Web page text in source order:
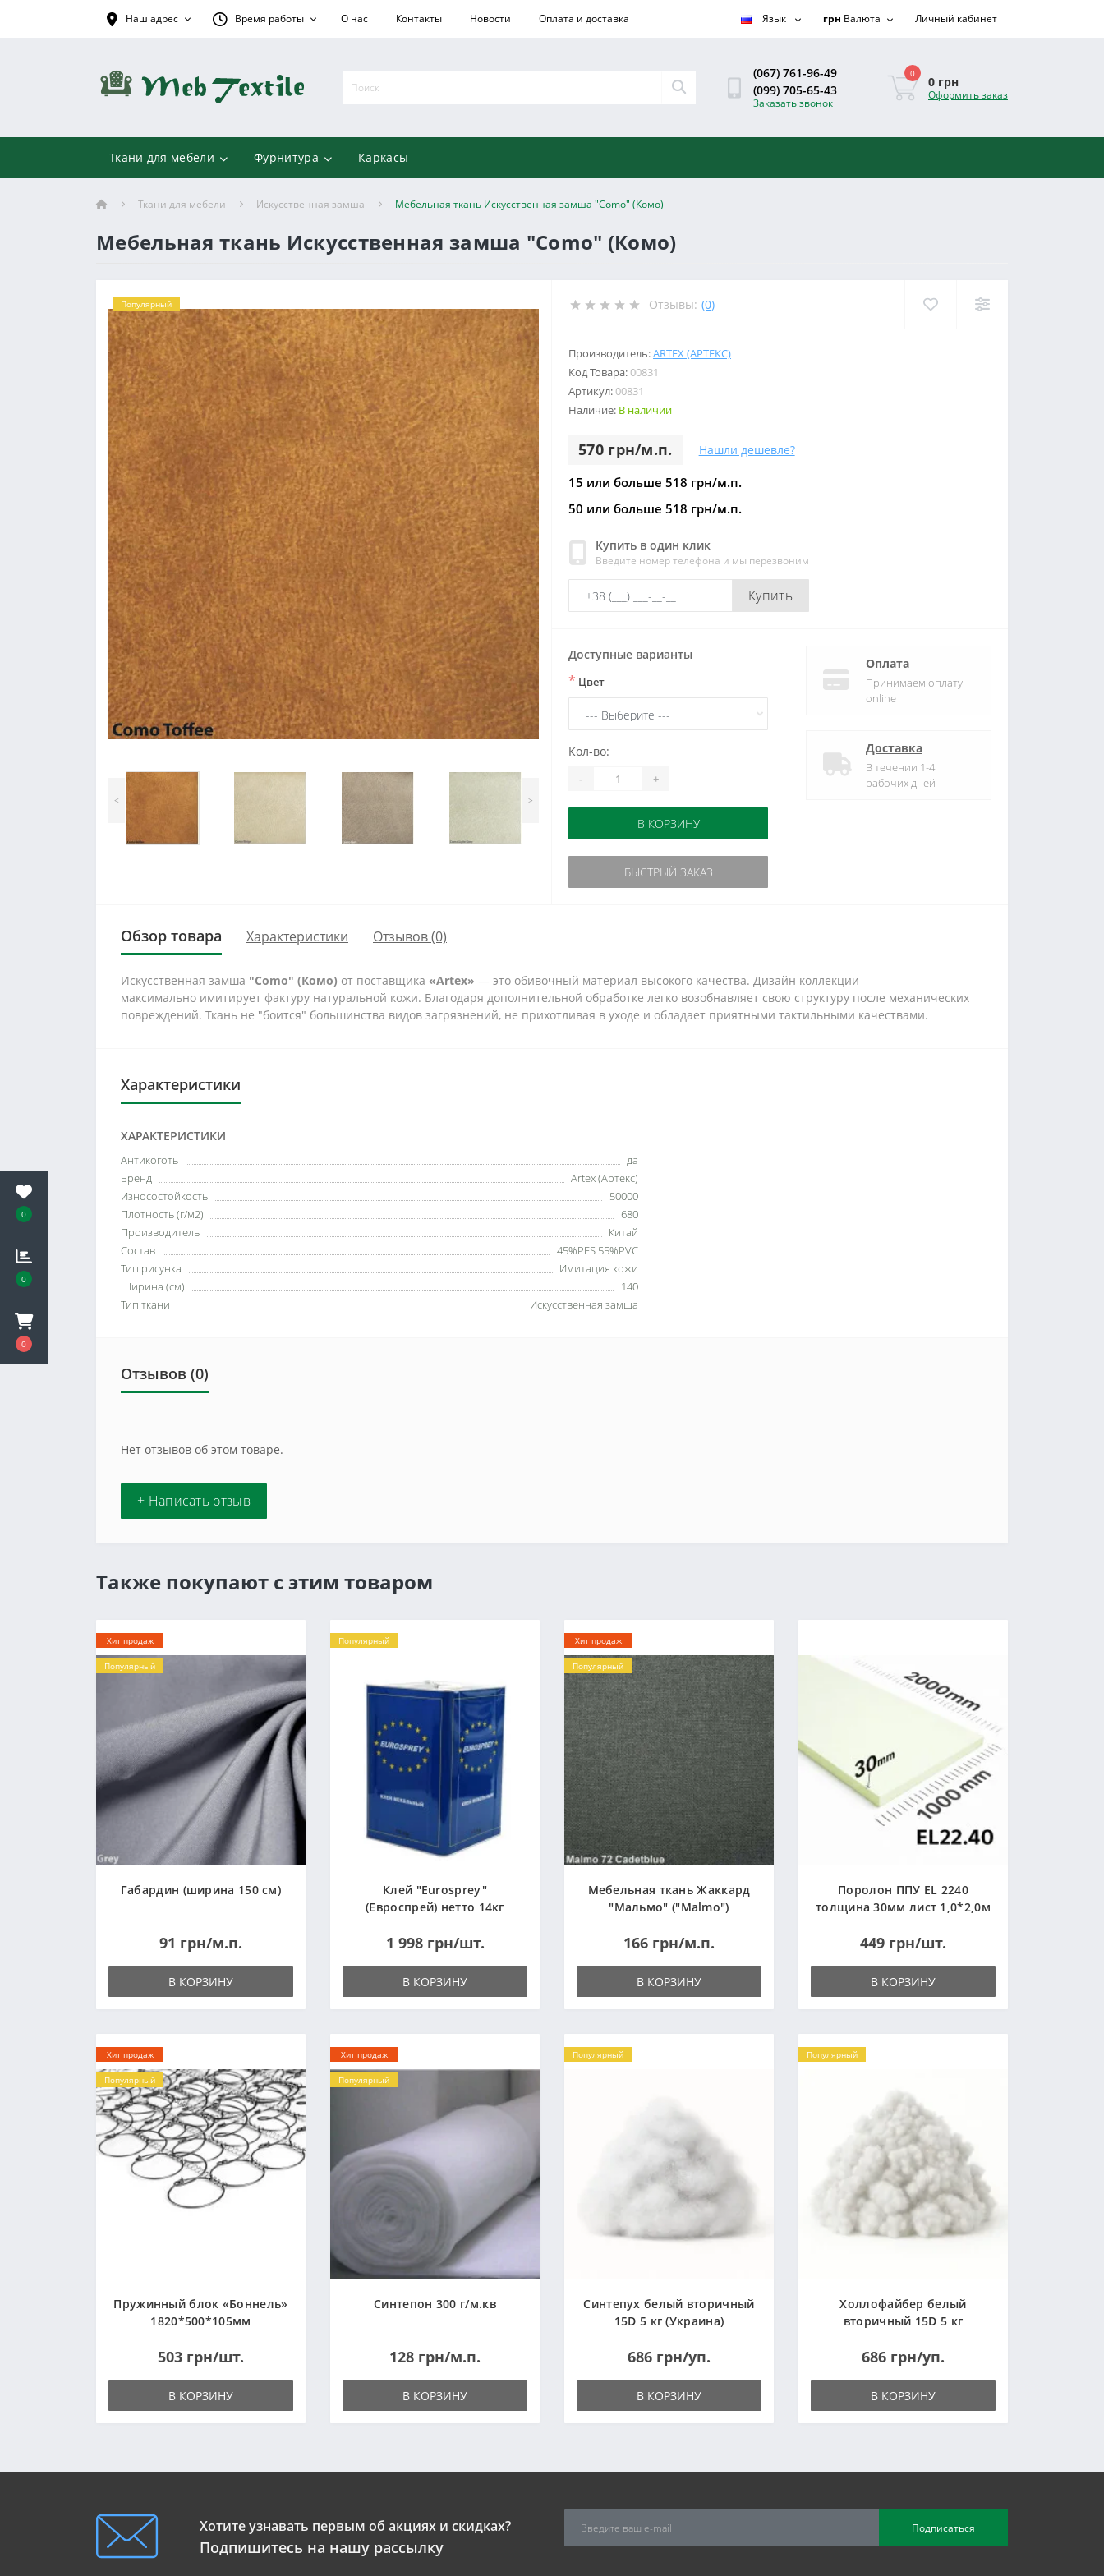
0
0
0
Наш адрес Время работы О нас Контакты Новости Оплата и доставка Язык грн Валюта Личный кабинет
(067) 761-96-49
(099) 705-65-43
Заказать звонок
0
0 грн
Оформить заказ
Ткани для мебели Фурнитура Каркасы
Ткани для мебели Искусственная замша Мебельная ткань Искусственная замша "Como" (Комо)
Мебельная ткань Искусственная замша "Como" (Комо)
Популярный
< >
Отзывы: (0)
Производитель:ARTEX (АРТЕКС)
Код Товара:00831
Артикул:00831
Наличие: В наличии
570 грн/м.п. Нашли дешевле?
15 или больше 518 грн/м.п.
50 или больше 518 грн/м.п.
Купить в один клик
Введите номер телефона и мы перезвоним
Купить
Доступные варианты
* Цвет
Кол-во:
- +
В КОРЗИНУ
БЫСТРЫЙ ЗАКАЗ
Оплата
Принимаем оплату
online
Доставка
В течении 1-4
рабочих дней
Обзор товара Характеристики Отзывов (0)
Искусственная замша "Como" (Комо) от поставщика «Artex» — это обивочный материал высокого качества. Дизайн коллекции
максимально имитирует фактуру натуральной кожи. Благодаря дополнительной обработке легко возобнавляет свою структуру после механических
повреждений. Ткань не "боится" большинства видов загрязнений, не прихотливая в уходе и обладает приятными тактильными качествами.
Характеристики
ХАРАКТЕРИСТИКИ
Антикоготь
да
Бренд
Artex (Артекс)
Износостойкость
50000
Плотность (г/м2)
680
Производитель
Китай
Состав
45%PES 55%PVC
Тип рисунка
Имитация кожи
Ширина (см)
140
Тип ткани
Искусственная замша
Отзывов (0)
Нет отзывов об этом товаре.
+ Написать отзыв
Также покупают с этим товаром
Хит продаж
Популярный
Габардин (ширина 150 см)
91 грн/м.п.
В КОРЗИНУ
Популярный
Клей "Eurosprey"
(Евроспрей) нетто 14кг
1 998 грн/шт.
В КОРЗИНУ
Хит продаж
Популярный
Мебельная ткань Жаккард
"Мальмо" ("Malmo")
166 грн/м.п.
В КОРЗИНУ
Поролон ППУ EL 2240
толщина 30мм лист 1,0*2,0м
449 грн/шт.
В КОРЗИНУ
Хит продаж
Популярный
Пружинный блок «Боннель»
1820*500*105мм
503 грн/шт.
В КОРЗИНУ
Хит продаж
Популярный
Синтепон 300 г/м.кв
128 грн/м.п.
В КОРЗИНУ
Популярный
Синтепух белый вторичный
15D 5 кг (Украина)
686 грн/уп.
В КОРЗИНУ
Популярный
Холлофайбер белый
вторичный 15D 5 кг
686 грн/уп.
В КОРЗИНУ
Хотите узнавать первым об акциях и скидках?
Подпишитесь на нашу рассылку
Подписаться